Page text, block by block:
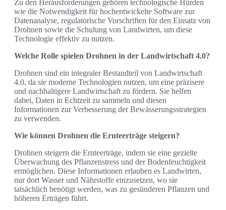
Zu den Herausforderungen gehören technologische Hürden
wie die Notwendigkeit für hochentwickelte Software zur
Datenanalyse, regulatorische Vorschriften für den Einsatz von
Drohnen sowie die Schulung von Landwirten, um diese
Technologie effektiv zu nutzen.
Welche Rolle spielen Drohnen in der Landwirtschaft 4.0?
Drohnen sind ein integraler Bestandteil von Landwirtschaft
4.0, da sie moderne Technologien nutzen, um eine präzisere
und nachhaltigere Landwirtschaft zu fördern. Sie helfen
dabei, Daten in Echtzeit zu sammeln und diesen
Informationen zur Verbesserung der Bewässerungsstrategien
zu verwenden.
Wie können Drohnen die Ernteerträge steigern?
Drohnen steigern die Ernteerträge, indem sie eine gezielte
Überwachung des Pflanzenstress und der Bodenfeuchtigkeit
ermöglichen. Diese Informationen erlauben es Landwirten,
nur dort Wasser und Nährstoffe einzusetzen, wo sie
tatsächlich benötigt werden, was zu gesünderen Pflanzen und
höheren Erträgen führt.